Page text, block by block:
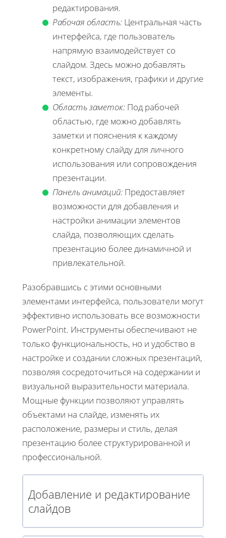
редактирования.
Рабочая область: Центральная часть
интерфейса, где пользователь
напрямую взаимодействует со
слайдом. Здесь можно добавлять
текст, изображения, графики и другие
элементы.
Область заметок: Под рабочей
областью, где можно добавлять
заметки и пояснения к каждому
конкретному слайду для личного
использования или сопровождения
презентации.
Панель анимаций: Предоставляет
возможности для добавления и
настройки анимации элементов
слайда, позволяющих сделать
презентацию более динамичной и
привлекательной.
Разобравшись с этими основными
элементами интерфейса, пользователи могут
эффективно использовать все возможности
PowerPoint. Инструменты обеспечивают не
только функциональность, но и удобство в
настройке и создании сложных презентаций,
позволяя сосредоточиться на содержании и
визуальной выразительности материала.
Мощные функции позволяют управлять
объектами на слайде, изменять их
расположение, размеры и стиль, делая
презентацию более структурированной и
профессиональной.
Добавление и редактирование
слайдов